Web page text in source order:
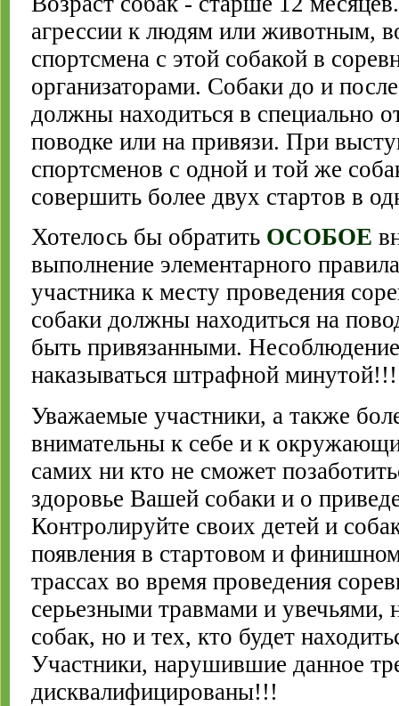
агрессии к людям или животным,
спортсмена с этой собакой в
организаторами. Собаки до и
должны находиться в специально
поводке или на привязи. При
спортсменов с одной и той же
совершить более двух стартов в
Хотелось бы обратить ОСОБОЕ
выполнение элементарного
участника к месту проведения
собаки должны находиться на
быть привязанными.
наказываться штрафной минутой!!!
Уважаемые участники, а также
внимательны к себе и к
самих ни кто не сможет
здоровье Вашей собаки и о
Контролируйте своих детей и
появления в стартовом и
трассах во время проведения
серьезными травмами и увечьями,
собак, но и тех, кто будет
Участники, нарушившие данное
дисквалифицированы!!!